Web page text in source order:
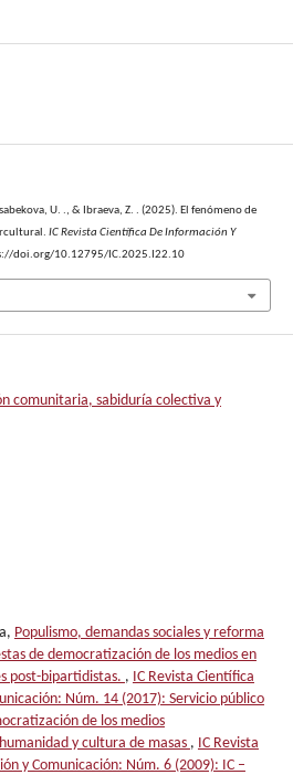
U. ., & Ibraeva, Z. . (2025). El fenómeno de
IC Revista Científica De Información Y
doi.org/10.12795/IC.2025.I22.10
comunitaria, sabiduría colectiva y
Populismo, demandas sociales y reforma
de democratización de los medios en
post-bipartidistas. , IC Revista Científica
Núm. 14 (2017): Servicio público
de los medios
y cultura de masas , IC Revista
y Comunicación: Núm. 6 (2009): IC –